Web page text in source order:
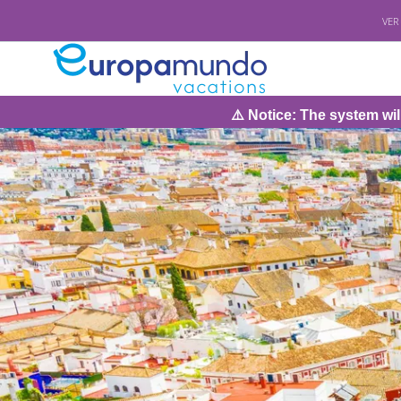
⚠️ Notice: The system will be under